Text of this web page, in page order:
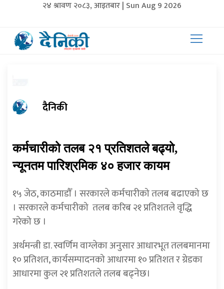
२४ श्रावण २०८३, आइतबार | Sun Aug 9 2026
दैनिकी
कर्मचारीको तलब २१ प्रतिशतले बढ्यो,
न्यूनतम पारिश्रमिक ४० हजार कायम
१५ जेठ, काठमाडाैँ । सरकारले कर्मचारीको तलब बढाएको छ
। सरकारले कर्मचारीको तलब करिब २१ प्रतिशतले वृद्धि
गरेको छ ।
अर्थमन्त्री डा. स्वर्णिम वाग्लेका अनुसार आधारभूत तलबमानमा
१० प्रतिशत, कार्यसम्पादनको आधारमा १० प्रतिशत र ग्रेडका
आधारमा कुल २१ प्रतिशतले तलब बढ्नेछ।